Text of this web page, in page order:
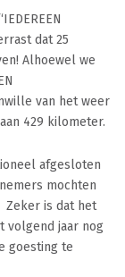
dat 25
Alhoewel we
van het weer
429 kilometer.
afgesloten
mochten
Zeker is dat het
volgend jaar nog
goesting te